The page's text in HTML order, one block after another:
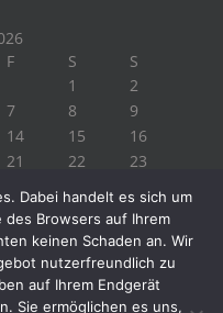
F S
S
1
2
7 8
9
14 15
16
21 22
23
Dabei handelt es sich um
Browsers auf Ihrem
keinen Schaden an. Wir
nutzerfreundlich zu
auf Ihrem Endgerät
Sie ermöglichen es uns,